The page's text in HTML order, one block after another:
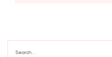
for: